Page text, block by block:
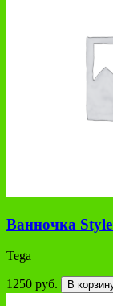
Ванночка
Tega
1250 руб. В